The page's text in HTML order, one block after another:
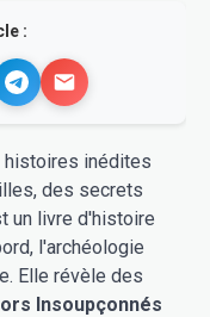
:
histoires inédites
des secrets
un livre d'histoire
l'archéologie
Elle révèle des
Insoupçonnés